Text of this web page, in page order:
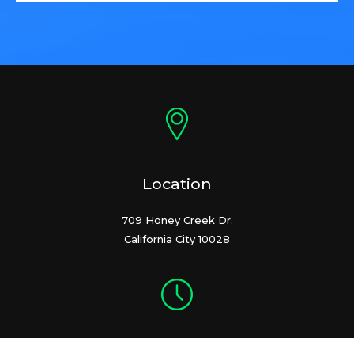
Location
709 Honey Creek Dr.
California City 10028